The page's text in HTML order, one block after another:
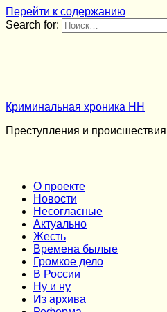
Перейти к содержанию
Search for:
Криминальная хроника НН
Преступления и
О проекте
Новости
Несогласные
Актуально
Жесть
Времена былые
Громкое дело
В России
Ну и ну
Из архива